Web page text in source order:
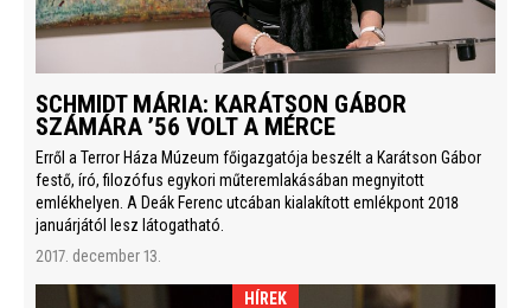
SCHMIDT MÁRIA: KARÁTSON GÁBOR
SZÁMÁRA ’56 VOLT A MÉRCE
Erről a Terror Háza Múzeum főigazgatója beszélt a Karátson Gábor
festő, író, filozófus egykori műteremlakásában megnyitott
emlékhelyen. A Deák Ferenc utcában kialakított emlékpont 2018
januárjától lesz látogatható.
2017. december 13.
HÍREK